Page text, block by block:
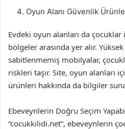
Oyun Alanı Güvenlik
Evdeki oyun alanları da
bölgeler arasında yer alır.
sabitlenmemiş mobilyalar,
riskleri taşır. Site, oyun alanları
ürünleri hakkında da bilgiler
Ebeveynlerin Doğru Seçim
“cocukkilidi.net”, ebeveynlerin